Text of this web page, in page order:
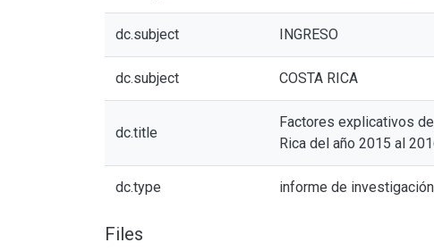
dc.subject INGRESO
dc.subject COSTA RICA
dc.title
Factores explicativos
Rica del año 2015 al
dc.type informe de investigación
Files